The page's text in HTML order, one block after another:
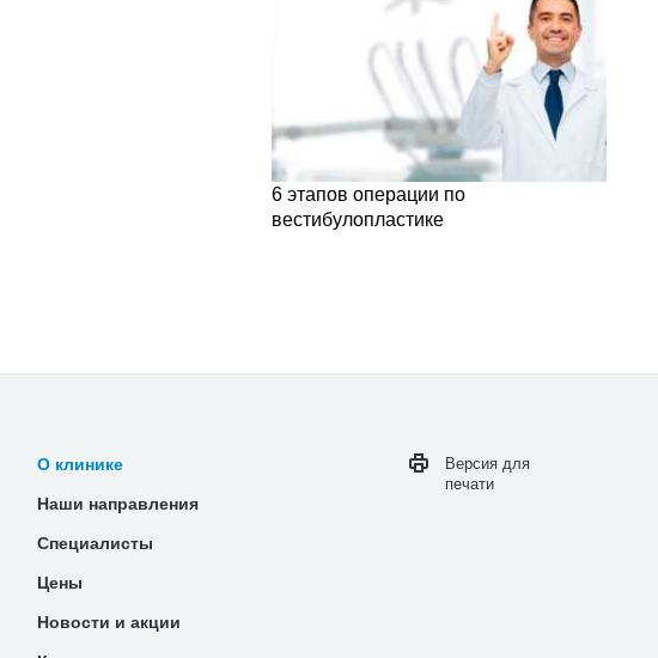
6 этапов операции по
вестибулопластике
О клинике
Наши направления
Специалисты
Цены
Новости и акции
Версия для
печати